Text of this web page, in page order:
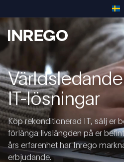
Inrego
IT-lösningar
Köp rekonditionerad IT, sälj er
förlänga livslängden på er
års erfarenhet har Inrego
erbjudande.